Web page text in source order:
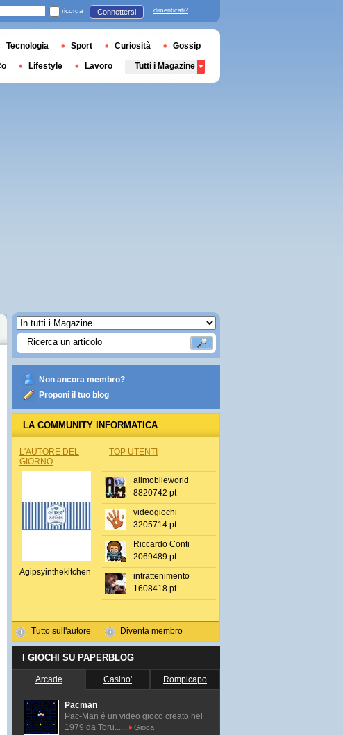
Non ancora membro?
Proponi il tuo blog
LA COMMUNITY INFORMATICA
L'AUTORE DEL
GIORNO
Agipsyinthekitchen
Tutto sull'autore
TOP UTENTI
allmobileworld
8820742 pt
videogiochi
3205714 pt
Riccardo Conti
2069489 pt
intrattenimento
1608418 pt
Diventa membro
I GIOCHI SU PAPERBLOG
Arcade Casino' Rompicapo
Pacman
Pac-Man é un video gioco creato nel
1979 da Toru......
Gioca
ricorda Connettersi dimenticati?
Tecnologia Sport Curiosità Gossip
Lifestyle Lavoro Tutti i Magazine